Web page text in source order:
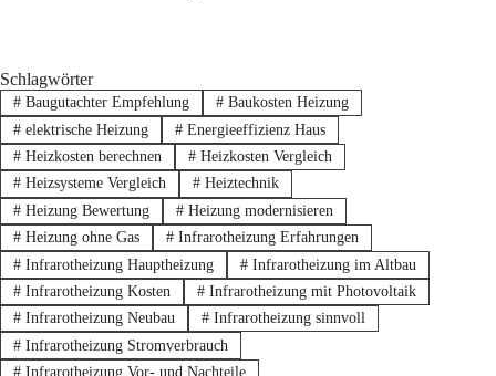
Schlagwörter
#Baugutachter Empfehlung #Baukosten Heizung
#elektrische Heizung #Energieeffizienz Haus
#Heizkosten berechnen #Heizkosten Vergleich
#Heizsysteme Vergleich #Heiztechnik
#Heizung Bewertung #Heizung modernisieren
#Heizung ohne Gas #Infrarotheizung Erfahrungen
#Infrarotheizung Hauptheizung #Infrarotheizung im Altbau
#Infrarotheizung Kosten #Infrarotheizung mit Photovoltaik
#Infrarotheizung Neubau #Infrarotheizung sinnvoll
#Infrarotheizung Stromverbrauch
#Infrarotheizung Vor- und Nachteile